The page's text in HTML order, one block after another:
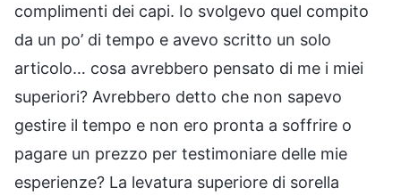
complimenti dei capi. Io svolgevo quel compito
da un po’ di tempo e avevo scritto un solo
articolo… cosa avrebbero pensato di me i miei
superiori? Avrebbero detto che non sapevo
gestire il tempo e non ero pronta a soffrire o
pagare un prezzo per testimoniare delle mie
esperienze? La levatura superiore di sorella